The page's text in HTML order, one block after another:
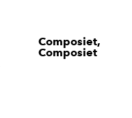
Composiet,
Composiet